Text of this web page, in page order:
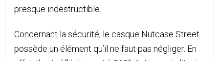
presque indestructible.
Concernant la sécurité, le casque Nutcase Street
possède un élément qu’il ne faut pas négliger. En